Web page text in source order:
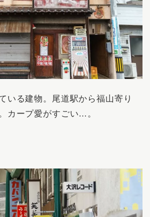
いる建物。尾道駅から福山寄り
カープ愛がすごい…。